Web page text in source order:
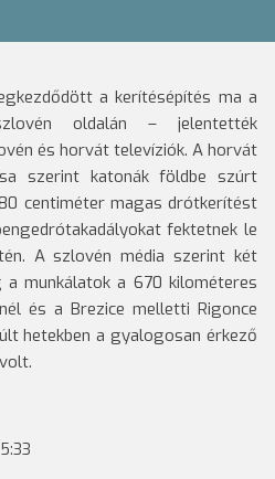
a kerítésépítés ma a
oldalán – jelentették
és horvát televíziók. A horvát
szerint katonák földbe szúrt
centiméter magas drótkerítést
fektetnek le
A szlovén média szerint két
a munkálatok a 670 kilométeres
és a Brezice melletti Rigonce
hetekben a gyalogosan érkező